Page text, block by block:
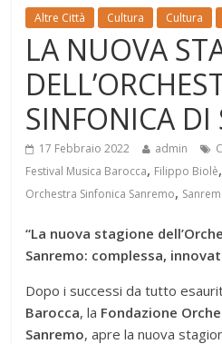
Altre Città Cultura Cultura
LA NUOVA
SINFONICA DI
17 Febbraio 2022 admin
Festival Musica Barocca, Filippo Biolè,
Orchestra Sinfonica Sanremo,
“La nuova stagione
Sanremo: complessa,
Dopo i successi da tutto
Barocca, la Fondazione
Sanremo, apre la nuova